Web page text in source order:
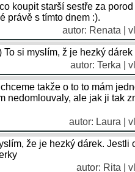
koupit starší sestře za
právě s tímto dnem :).
autor: Renata |
si myslím, ž je hezký dárek
autor: Terka |
takže o to to mám
nedomlouvaly, ale jak ji tak
autor: Laura |
že je hezký dárek.
autor: Rita |